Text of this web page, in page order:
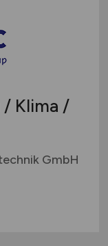
Klima /
GmbH